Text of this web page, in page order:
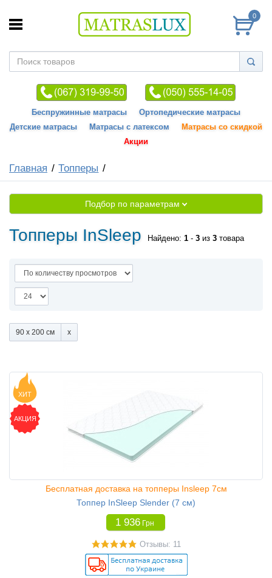
0
Беспружинные матрасы
Ортопедические матрасы
Детские матрасы
Матрасы с латексом
Матрасы со скидкой
Акции
Главная Топперы
Подбор по параметрам
Топперы InSleep Найдено: 1 - 3 из 3 товара
90 x 200 см
ХИТ
АКЦИЯ
Бесплатная доставка на топперы Insleep 7см
Топпер InSleep Slender (7 см)
1 936 Грн
Отзывы: 11